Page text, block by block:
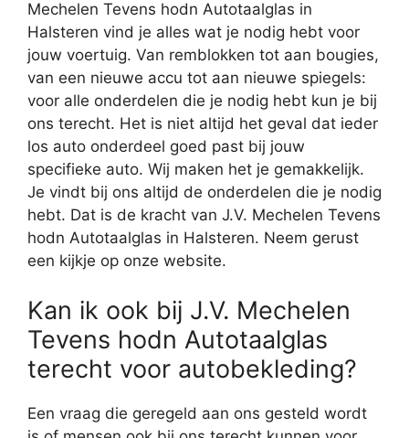
Mechelen Tevens hodn Autotaalglas in
Halsteren vind je alles wat je nodig hebt voor
jouw voertuig. Van remblokken tot aan bougies,
van een nieuwe accu tot aan nieuwe spiegels:
voor alle onderdelen die je nodig hebt kun je bij
ons terecht. Het is niet altijd het geval dat ieder
los auto onderdeel goed past bij jouw
specifieke auto. Wij maken het je gemakkelijk.
Je vindt bij ons altijd de onderdelen die je nodig
hebt. Dat is de kracht van J.V. Mechelen Tevens
hodn Autotaalglas in Halsteren. Neem gerust
een kijkje op onze website.
Kan ik ook bij J.V. Mechelen
Tevens hodn Autotaalglas
terecht voor autobekleding?
Een vraag die geregeld aan ons gesteld wordt